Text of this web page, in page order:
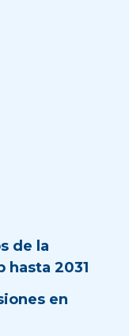
de la
hasta 2031
en